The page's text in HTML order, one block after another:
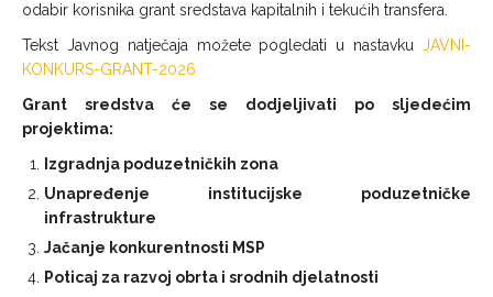
odabir korisnika grant sredstava kapitalnih i tekućih transfera.
Tekst Javnog natječaja možete pogledati u nastavku JAVNI-
KONKURS-GRANT-2026
Grant sredstva će se dodjeljivati po sljedećim
projektima:
Izgradnja poduzetničkih zona
Unapređenje institucijske poduzetničke
infrastrukture
Jačanje konkurentnosti MSP
Poticaj za razvoj obrta i srodnih djelatnosti